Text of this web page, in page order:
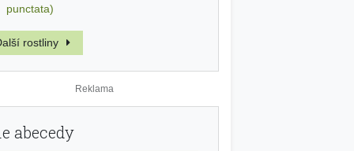
punctata)
rostliny
abecedy